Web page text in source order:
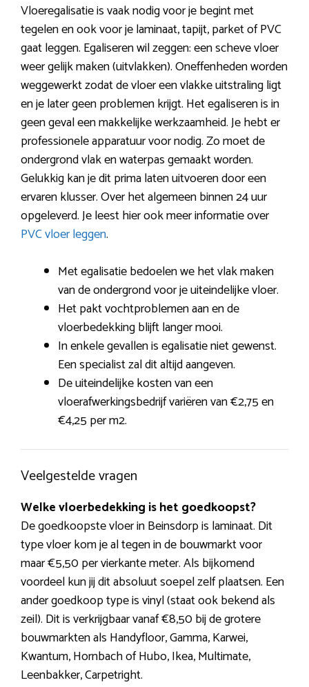
Vloeregalisatie is vaak nodig voor je begint met
tegelen en ook voor je laminaat, tapijt, parket of PVC
gaat leggen. Egaliseren wil zeggen: een scheve vloer
weer gelijk maken (uitvlakken). Oneffenheden worden
weggewerkt zodat de vloer een vlakke uitstraling ligt
en je later geen problemen krijgt. Het egaliseren is in
geen geval een makkelijke werkzaamheid. Je hebt er
professionele apparatuur voor nodig. Zo moet de
ondergrond vlak en waterpas gemaakt worden.
Gelukkig kan je dit prima laten uitvoeren door een
ervaren klusser. Over het algemeen binnen 24 uur
opgeleverd. Je leest hier ook meer informatie over
PVC vloer leggen.
Met egalisatie bedoelen we het vlak maken
van de ondergrond voor je uiteindelijke vloer.
Het pakt vochtproblemen aan en de
vloerbedekking blijft langer mooi.
In enkele gevallen is egalisatie niet gewenst.
Een specialist zal dit altijd aangeven.
De uiteindelijke kosten van een
vloerafwerkingsbedrijf variëren van €2,75 en
€4,25 per m2.
Veelgestelde vragen
Welke vloerbedekking is het goedkoopst?
De goedkoopste vloer in Beinsdorp is laminaat. Dit
type vloer kom je al tegen in de bouwmarkt voor
maar €5,50 per vierkante meter. Als bijkomend
voordeel kun jij dit absoluut soepel zelf plaatsen. Een
ander goedkoop type is vinyl (staat ook bekend als
zeil). Dit is verkrijgbaar vanaf €8,50 bij de grotere
bouwmarkten als Handyfloor, Gamma, Karwei,
Kwantum, Hornbach of Hubo, Ikea, Multimate,
Leenbakker, Carpetright.